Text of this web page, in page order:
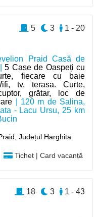
Praid Casă de
|5 Case de Oaspeți cu
fiecare cu baie
tv, terasa. Curte,
grătar, loc de
| 120 m de Salina,
- Lacu Ursu, 25 km
Județul Harghita
Tichet | Card vacanță
1 - 20
3
5
1 - 43
3
18